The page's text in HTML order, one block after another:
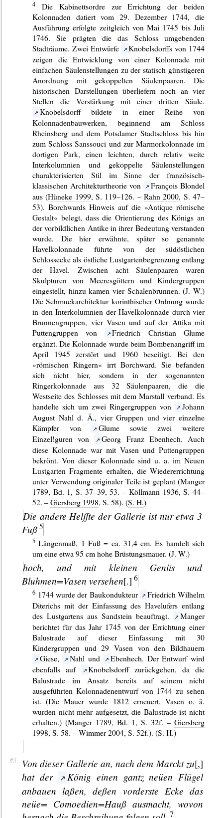
Die Kabinettsordre zur Errichtung der beiden
Kolonnaden datiert vom 29. Dezember 1744, die
Ausführung erfolgte zeitgleich von Mai 1745 bis Juli
1746. Sie prägten die das Schloss umgebenden
Stadträume. Zwei Entwürfe
Knobelsdorffs von 1744
zeigen die Entwicklung von einer Kolonnade mit
einfachen Säulenstellungen zu der statisch günstigeren
Anordnung mit gekoppelten Säulenpaaren. Die
historischen Darstellungen überliefern noch an vier
Stellen die Verstärkung mit einer dritten Säule.
Knobelsdorff bildete in einer Reihe von
Kolonnadenbauwerken, beginnend am Schloss
Rheinsberg und dem Potsdamer Stadtschloss bis hin
zum Schloss Sanssouci und zur Marmorkolonnade im
dortigen Park, einen leichten, durch relativ weite
Interkolumnien und gekoppelte Säulenstellungen
charakterisierten Stil im Sinne der französisch-
klassischen Architekturtheorie von
François Blondel
aus (Hüneke 1999, S. 119–126. –Rahn 2000, S. 47–
53). Borchwards Hinweis auf die »Antique römische
Gestalt« belegt, dass die Orientierung des Königs an
der vorbildlichen Antike in ihrer Bedeutung verstanden
wurde. Die hier erwähnte, später so genannte
Havelkolonnade führte von der südöstlichen
Schlossecke als östliche Lustgartenbegrenzung entlang
der Havel. Zwischen acht Säulenpaaren waren
Skulpturen von Meeresgöttern und Kindergruppen
eingestellt, hinzu kamen vier Schalenbrunnen. (J. W.)
Die Schmuckarchitektur korinthischer Ordnung wurde
in den Interkolumnien der Havelkolonnade durch vier
Brunnengruppen, vier Vasen und auf der Attika mit
Puttengruppen von
Friedrich Christian Glume
ergänzt. Die Kolonnade wurde beim Bombenangriff im
April 1945 zerstört und 1960 beseitigt. Bei den
»römischen Ringern« irrt Borchward. Sie befanden
sich nicht hier, sondern in der sogenannten
Ringerkolonnade aus 32 Säulenpaaren, die die
Westseite des Schlosses mit dem Marstall verband. Es
handelte sich um zwei Ringergruppen von
Johann
August Nahl d. Ä., vier Gruppen und vier einzelne
Kämpfer von
Glume sowie zwei weitere
Einzel!guren von
Georg Franz Ebenhech. Auch
diese Kolonnade war mit Vasen und Puttengruppen
bekrönt. Von dieser Kolonnade sind u. a. im Neuen
Lustgarten Fragmente erhalten, die Wiedererrichtung
unter Verwendung originaler Teile ist geplant (Manger
1789, Bd. 1, S. 37–39, 53. –Köllmann 1936, S. 44–
52. –Giersberg 1998, S. 58). (S. H.)
Die andere Helffte der Gallerie ist nur etwa 3
Fuß
Längenmaß, 1 Fuß = ca. 31,4 cm. Es handelt sich
um eine etwa 95 cm hohe Brüstungsmauer. (J. W.)
hoch, und mit kleinen Geniisund
Bluhmen=Vasen versehen[.]
1744 wurde der Baukondukteur
Friedrich Wilhelm
Diterichs mit der Einfassung des Havelufers entlang
des Lustgartens aus Sandstein beauftragt.
Manger
berichtet für das Jahr 1745 von der Errichtung einer
Balustrade auf dieser Einfassung mit 30
Kindergruppen und 29 Vasen von den Bildhauern
Giese,
Nahl und
Ebenhech. Der Entwurf wird
ebenfalls auf
Knobelsdorff zurückgehen, da die
Balustrade im Ansatz bereits auf seinem nicht
ausgeführten Kolonnadenentwurf von 1744 zu sehen
ist. (Die Mauer wurde 1812 erneuert, Vasen o. ä.
wurden nicht mehr aufgesetzt, die Balustrade ist nicht
erhalten.) (Manger 1789, Bd. 1, S. 32f. –Giersberg
1998, S. 58. –Wimmer 2004, S. 52f.). (S. H.)
Von dieser Gallerie an, nach dem Marckt zu[,]
hat der
König einen gantz neüen Flügel
anbauen laßen, deßen vorderste Ecke das
neüe= Comoedien=Hauß ausmacht, wovon